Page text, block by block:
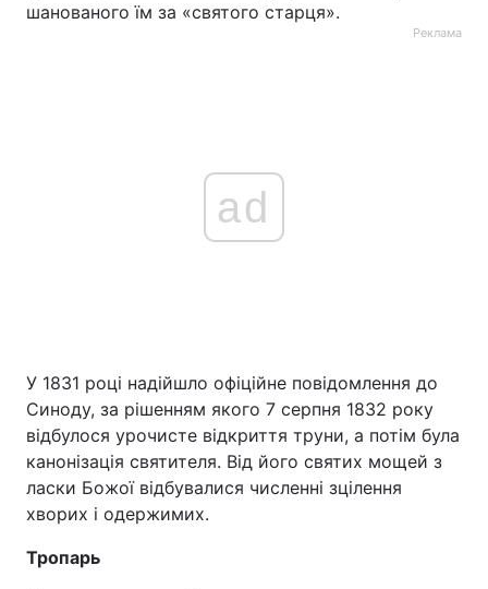
шанованого їм за «святого старця».
Реклама
ad
У 1831 році надійшло офіційне повідомлення до
Синоду, за рішенням якого 7 серпня 1832 року
відбулося урочисте відкриття труни, а потім була
канонізація святителя. Від його святих мощей з
ласки Божої відбувалися численні зцілення
хворих і одержимих.
Тропарь